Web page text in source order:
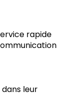
rapide
leur